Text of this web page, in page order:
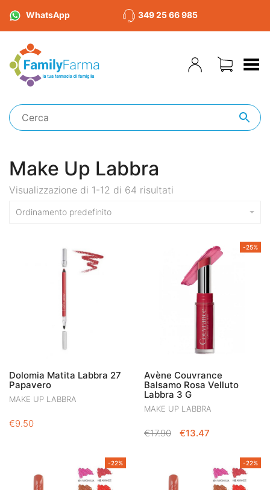
WhatsApp 349 25 66 985
Toggle Menu
Make Up Labbra
Visualizzazione di 1-12 di 64 risultati
Ordinamento predefinito
Dolomia Matita Labbra 27
Papavero
MAKE UP LABBRA
€9.50
-25%
Avène Couvrance
Balsamo Rosa Velluto
Labbra 3 G
MAKE UP LABBRA
€17.90
IL
€13.47
ATTUALE
È:
€13.47.
-22% -22%